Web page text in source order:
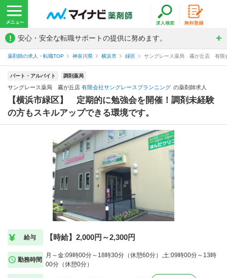
! 安心・安全な転職サポートの提供に努めます。
薬剤師の求人・転職TOP 神奈川県 横浜市 緑区 サングレース薬局 霧が丘店 有限
パート・アルバイト 調剤薬局
サングレース薬局 霧が丘店 有限会社サングレースプランニング の薬剤師求人
【横浜市緑区】 定期的に勉強会を開催！調剤未経験
の方もスキルアップできる環境です。
給与 【時給】2,000円～2,300円
勤務時間
月～金:09時00分～18時30分（休憩60分）,土:09時00分～13時
00分（休憩0分）